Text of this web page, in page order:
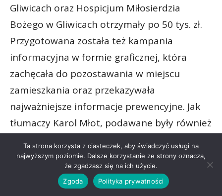
Gliwicach oraz Hospicjum Miłosierdzia
Bożego w Gliwicach otrzymały po 50 tys. zł.
Przygotowana została też kampania
informacyjna w formie graficznej, która
zachęcała do pozostawania w miejscu
zamieszkania oraz przekazywała
najważniejsze informacje prewencyjne. Jak
tłumaczy Karol Młot, podawane były również
informacje na temat sytuacji w innych
krajach przez krótkie nagrania wideo
zrealizowane przez byłych zawodników.
Ta strona korzysta z ciasteczek, aby świadczyć usługi na
najwyższym poziomie. Dalsze korzystanie ze strony oznacza,
że zgadzasz się na ich użycie.
Zgoda
Polityka prywatności